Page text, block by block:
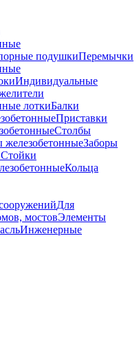
подушкиПеремычки
Индивидуальные
лоткиБалки
Приставки
Столбы
Заборы
Стойки
Кольца
Для
мостовЭлементы
Инженерные